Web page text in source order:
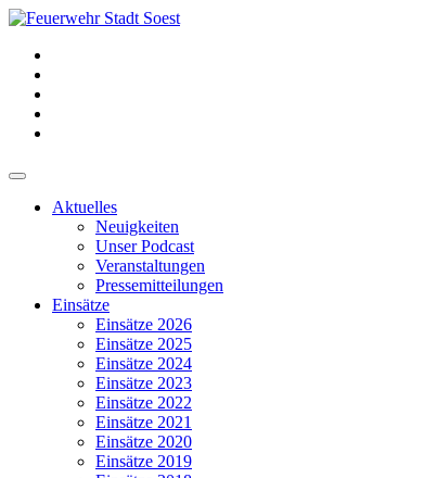
Aktuelles
Neuigkeiten
Unser Podcast
Veranstaltungen
Pressemitteilungen
Einsätze
Einsätze 2026
Einsätze 2025
Einsätze 2024
Einsätze 2023
Einsätze 2022
Einsätze 2021
Einsätze 2020
Einsätze 2019